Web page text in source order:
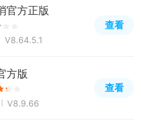
官方正版
V8.64.5.1
查看
方版
V8.9.66
查看